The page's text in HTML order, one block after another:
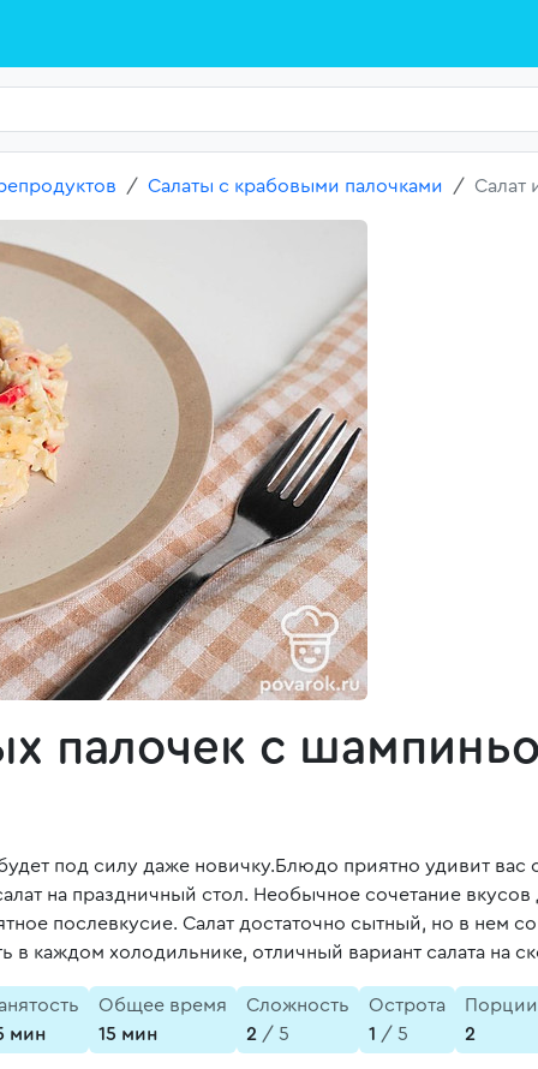
Салаты с крабовыми палочками Салат
палочек с
под силу даже новичку.Блюдо приятно удивит вас
на праздничный стол. Необычное сочетание
послевкусие. Салат достаточно сытный, но в нем
в каждом холодильнике, отличный вариант салата на
мин
Общее время
15 мин
Сложность
2 / 5
Острота
1 / 5
Порции
2